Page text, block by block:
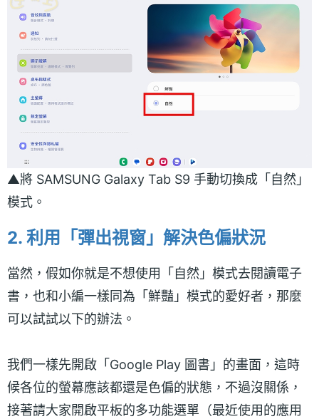
▲將 SAMSUNG Galaxy Tab S9 手動切換成「自然」
模式。
2. 利用「彈出視窗」解決色偏狀況
當然，假如你就是不想使用「自然」模式去閱讀電子
書，也和小編一樣同為「鮮豔」模式的愛好者，那麼
可以試試以下的辦法。
我們一樣先開啟「Google Play 圖書」的畫面，這時
候各位的螢幕應該都還是色偏的狀態，不過沒關係，
接著請大家開啟平板的多功能選單（最近使用的應用